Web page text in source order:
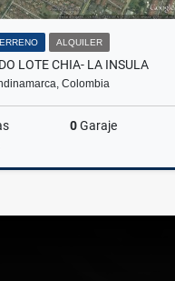
ALQUILER
LOTE CHIA- LA INSULA
Colombia
0Garaje
$18.000.000